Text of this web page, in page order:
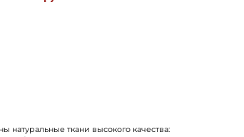
натуральные ткани высокого качества: